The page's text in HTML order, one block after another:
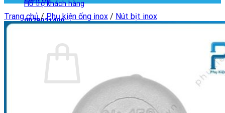
Hỗ trợ khách hàng
0978021499
Chưa có sản phẩm trong giỏ hàng.
Trang chủ / Phụ kiện ống inox / Nút bịt inox